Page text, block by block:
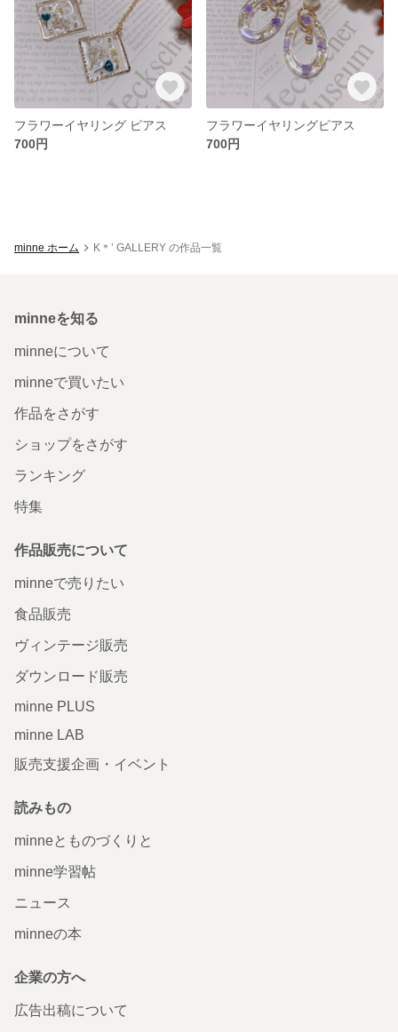
フラワーイヤリング ピアス
700円
フラワーイヤリングピアス
700円
minne ホーム K＊’ GALLERY の作品一覧
minneを知る
minneについて
minneで買いたい
作品をさがす
ショップをさがす
ランキング
特集
作品販売について
minneで売りたい
食品販売
ヴィンテージ販売
ダウンロード販売
minne PLUS
minne LAB
販売支援企画・イベント
読みもの
minneとものづくりと
minne学習帖
ニュース
minneの本
企業の方へ
広告出稿について